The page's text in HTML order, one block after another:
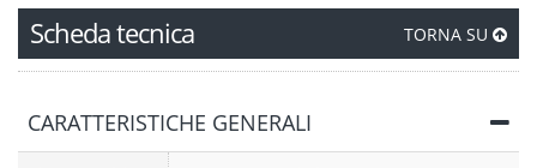
Scheda tecnica TORNA SU
CARATTERISTICHE GENERALI